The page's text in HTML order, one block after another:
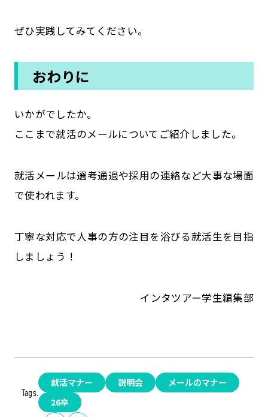
ぜひ実践してみてください。
おわりに
いかがでしたか。
ここまで就活のメールについてご紹介しました。
就活メールは選考通過や採用の連絡など大事な場面
で使われます。
丁寧な対応で人事の方の注目を浴びる就活生を目指
しましょう！
インタツアー学生編集部
Tags.
就活マナー 説明会
メールのマナー
26卒